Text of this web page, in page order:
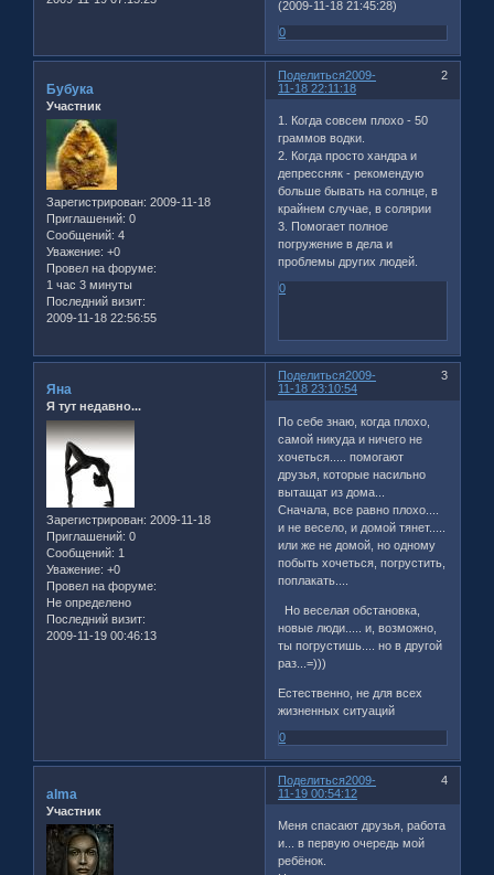
(2009-11-18 21:45:28)
0
Поделиться 2
2009-
11-18 22:11:18
Бубука
Участник
Зарегистрирован: 2009-11-18
Приглашений: 0
Сообщений: 4
Уважение: +0
Провел на форуме:
1 час 3 минуты
Последний визит:
2009-11-18 22:56:55
1. Когда совсем плохо - 50
граммов водки.
2. Когда просто хандра и
депрессняк - рекомендую
больше бывать на солнце, в
крайнем случае, в солярии
3. Помогает полное
погружение в дела и
проблемы других людей.
0
Поделиться 3
2009-
11-18 23:10:54
Яна
Я тут недавно...
Зарегистрирован: 2009-11-18
Приглашений: 0
Сообщений: 1
Уважение: +0
Провел на форуме:
Не определено
Последний визит:
2009-11-19 00:46:13
По себе знаю, когда плохо,
самой никуда и ничего не
хочеться..... помогают
друзья, которые насильно
вытащат из дома...
Сначала, все равно плохо....
и не весело, и домой тянет.....
или же не домой, но одному
побыть хочеться, погрустить,
поплакать....
Но веселая обстановка,
новые люди..... и, возможно,
ты погрустишь.... но в другой
раз...=)))
Естественно, не для всех
жизненных ситуаций
0
Поделиться 4
2009-
11-19 00:54:12
alma
Участник
Меня спасают друзья, работа
и... в первую очередь мой
ребёнок.